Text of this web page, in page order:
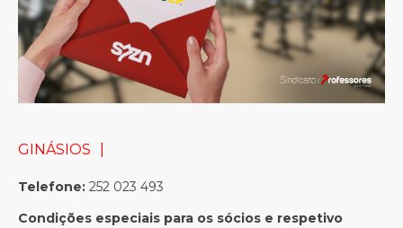
GINÁSIOS
Telefone: 252 023 493
Condições especiais para os sócios e respetivo